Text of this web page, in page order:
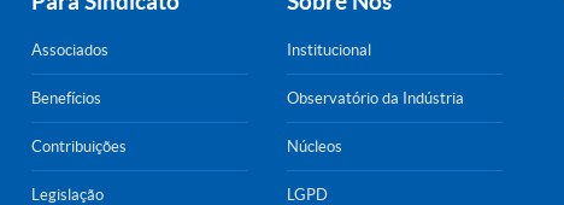
Associados
Benefícios
Contribuições
Legislação
Institucional
Observatório da Indústria
Núcleos
LGPD